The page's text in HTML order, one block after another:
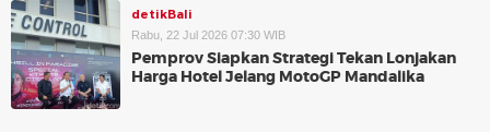
detikBali
Rabu, 22 Jul 2026 07:30 WIB
Pemprov Siapkan Strategi Tekan Lonjakan
Harga Hotel Jelang MotoGP Mandalika